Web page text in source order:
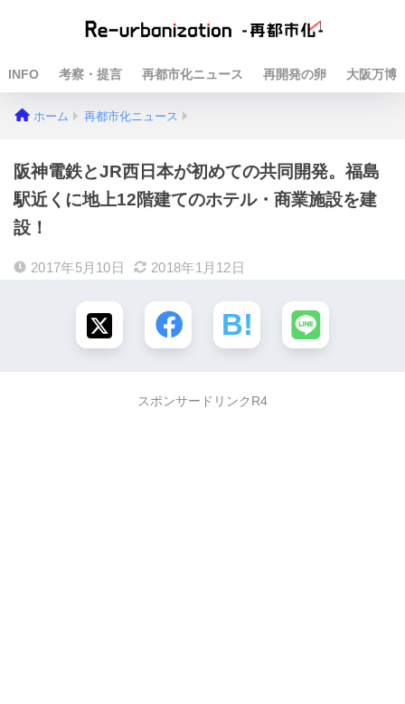
INFO 考察・提言 再都市化ニュース 再開発の卵 大阪万博
ホーム 再都市化ニュース
阪神電鉄とJR西日本が初めての共同開発。福島
駅近くに地上12階建てのホテル・商業施設を建
設！
2017年5月10日 2018年1月12日
スポンサードリンクR4